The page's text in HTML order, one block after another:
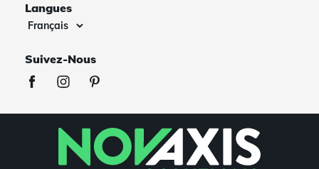
Langues
Suivez-Nous